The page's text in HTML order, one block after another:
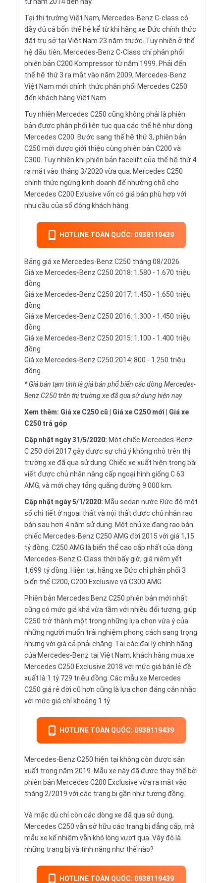
Tại thị trường Việt Nam, Mercedes-Benz C-class có
đầy đủ cả bốn thế hệ kể từ khi hãng xe Đức chính thức
đặt trụ sở tại Việt Nam 23 năm trước. Tuy nhiên ở thế
hệ đầu tiên, Mercedes-Benz C-Class chỉ phân phối
phiên bản C200 Kompressor từ năm 1999. Phải đến
thế hệ thứ 3 ra mắt vào năm 2009, Mercedes-Benz
Việt Nam mới chính thức phân phối Mercedes C250
đến khách hàng Việt Nam.
Tuy nhiên Mercedes C250 cũng không phải là phiên
bản được phân phối liên tục qua các thế hệ như dòng
Mercedes C200. Bước sang thế hệ thứ 3, phiên bản
C250 mới được giới thiệu cùng phiên bản C200 và
C300. Tuy nhiên khi phiên bản facelift của thế hệ thứ 4
ra mắt vào tháng 3/2020 vừa qua, Mercedes C250
chính thức ngừng kinh doanh để nhường chỗ cho
Mercedes C200 Exlusive vốn có giá bán phù hợp với
nhu cầu của số đông khách hàng.
HOTLINE TOÀN QUỐC: 0938119439
Bảng giá xe Mercedes-Benz C250 tháng 08/2026
Giá xe Mercedes-Benz C250 2018: 1.580 - 1.670 triệu
đồng
Giá xe Mercedes-Benz C250 2017: 1.450 - 1.650 triệu
đồng
Giá xe Mercedes-Benz C250 2016: 1.300 - 1.450 triệu
đồng
Giá xe Mercedes-Benz C250 2015: 1.100 - 1.400 triệu
đồng
Giá xe Mercedes-Benz C250 2014: 800 - 1.250 triệu
đồng
* Giá bán tạm tính là giá bán phổ biến các dòng Mercedes-
Benz C250 trên thị trường xe đã qua sử dụng hiện nay
Xem thêm: Giá xe C250 cũ Giá xe C250 mới
Giá xe
C250 trả góp
Cập nhật ngày 31/5/2020: Một chiếc Mercedes-Benz
C 250 đời 2017 gây được sự chú ý không nhỏ trên thị
trường xe đã qua sử dụng. Chiếc xe xuất hiện trong bài
viết được chủ nhân nâng cấp ngoại hình giống C 63
AMG, và mới chạy tổng quãng đường 9.000 km.
Cập nhật ngày 5/1/2020: Mẫu sedan nước Đức độ một
số chi tiết ở ngoại thất và nội thất được chủ nhân rao
bán sau hơn 4 năm sử dụng. Một chủ xe đang rao bán
chiếc Mercedes-Benz C250 AMG đời 2015 với giá 1,15
tỷ đồng. C250 AMG là biến thể cao cấp nhất của dòng
Mercedes-Benz C-Class thời bấy giờ, giá niêm yết
1,699 tỷ đồng. Hiện tại, hãng xe Đức chỉ phân phối 3
biến thể C200, C200 Exclusive và C300 AMG.
Phiên bản Mercedes Benz C250 phiên bản mới nhất
cũng có mức giá khá vừa tầm với nhiều đối tượng, giúp
C250 trở thành một trong những lựa chọn vừa ý của
những người muốn trải nghiệm phong cách sang trọng
nhưng với giá cả phải chăng. Tại các đại lý chính hãng
của Mercedes-Benz tại Việt Nam, khách hàng mua xe
Mercedes C250 Exclusive 2018 với mức giá bán lẻ đề
xuất là 1 tỷ 729 triệu đồng. Các mẫu xe Mercedes
C250 giá rẻ đời cũ hơn cũng là lựa chọn đáng cân nhắc
với mức giá chỉ khoảng 1 tỷ.
HOTLINE TOÀN QUỐC: 0938119439
Mercedes-Benz C250 hiện tại không còn được sản
xuất trong năm 2019. Mẫu xe này đã được thay thế bởi
phiên bản Mercedes C200 Exclusive vừa ra mắt vào
tháng 2/2019 với các trang bị gần như tương đồng.
Và mặc dù chỉ còn các dòng xe đã qua sử dụng,
Mercedes C250 vẫn sở hữu các trang bị đẳng cấp, mà
mẫu xe kế nhiệm vẫn khó lòng vượt qua. Vậy đó là
những trang bị và tính năng như thế nào?
HOTLINE TOÀN QUỐC: 0938119439